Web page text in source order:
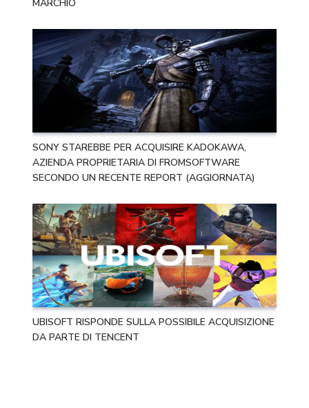
MARCHIO
SONY STAREBBE PER ACQUISIRE KADOKAWA,
AZIENDA PROPRIETARIA DI FROMSOFTWARE
SECONDO UN RECENTE REPORT (AGGIORNATA)
UBISOFT RISPONDE SULLA POSSIBILE ACQUISIZIONE
DA PARTE DI TENCENT